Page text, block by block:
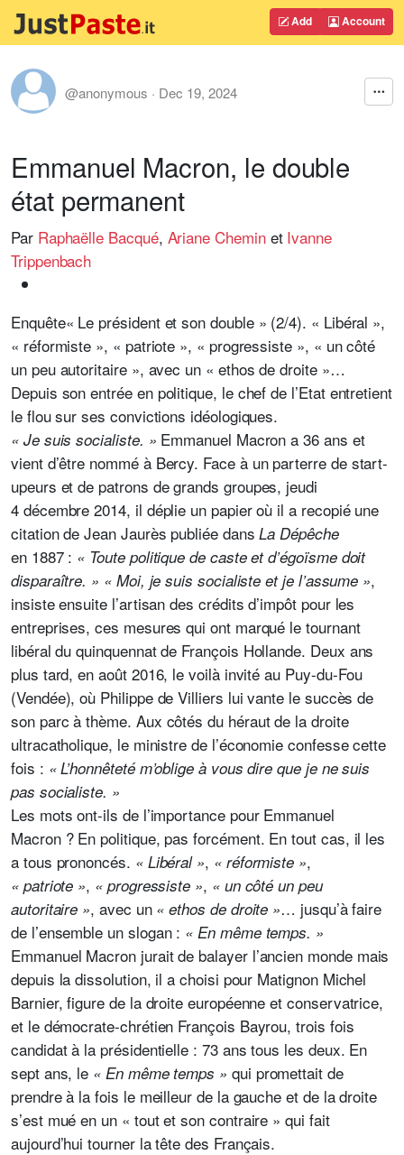
Add Account
@anonymous · Dec 19, 2024
Emmanuel Macron, le double
état permanent
Par Raphaëlle Bacqué, Ariane Cheminet Ivanne
Trippenbach
Enquête« Le président et son double » (2/4). « Libéral »,
« réformiste », « patriote », « progressiste », « un côté
un peu autoritaire », avec un « ethos de droite »…
Depuis son entrée en politique, le chef de l’Etat entretient
le flou sur ses convictions idéologiques.
« Je suis socialiste. » Emmanuel Macron a 36 ans et
vient d’être nommé à Bercy. Face à un parterre de start-
upeurs et de patrons de grands groupes, jeudi
4 décembre 2014, il déplie un papier où il a recopié une
citation de Jean Jaurès publiée dansLa Dépêche
en 1887 : « Toute politique de caste et d’égoïsme doit
disparaître. » « Moi, je suis socialiste et je l’assume »,
insiste ensuite l’artisan des crédits d’impôt pour les
entreprises, ces mesures qui ont marqué le tournant
libéral du quinquennat de François Hollande. Deux ans
plus tard, en août 2016, le voilà invité au Puy-du-Fou
(Vendée), où Philippe de Villiers lui vante le succès de
son parc à thème. Aux côtés du héraut de la droite
ultracatholique, le ministre de l’économie confesse cette
fois : « L’honnêteté m’oblige à vous dire que je ne suis
pas socialiste. »
Les mots ont-ils de l’importance pour Emmanuel
Macron ? En politique, pas forcément. En tout cas, il les
a tous prononcés. « Libéral », « réformiste »,
« patriote », « progressiste », « un côté un peu
autoritaire », avec un « ethos de droite »… jusqu’à faire
de l’ensemble un slogan : « En même temps. »
Emmanuel Macron jurait de balayer l’ancien monde mais
depuis la dissolution, il a choisi pour Matignon Michel
Barnier, figure de la droite européenne et conservatrice,
et le démocrate-chrétien François Bayrou, trois fois
candidat à la présidentielle : 73 ans tous les deux. En
sept ans, le « En même temps » qui promettait de
prendre à la fois le meilleur de la gauche et de la droite
s’est mué en un « tout et son contraire » qui fait
aujourd’hui tourner la tête des Français.